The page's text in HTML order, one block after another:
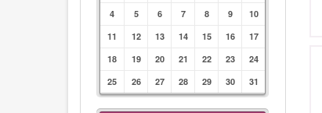
4
5 6 7 8 9
10
11
12 13 14 15 16
17
18
19 20 21 22 23
24
25
26 27 28 29 30 31